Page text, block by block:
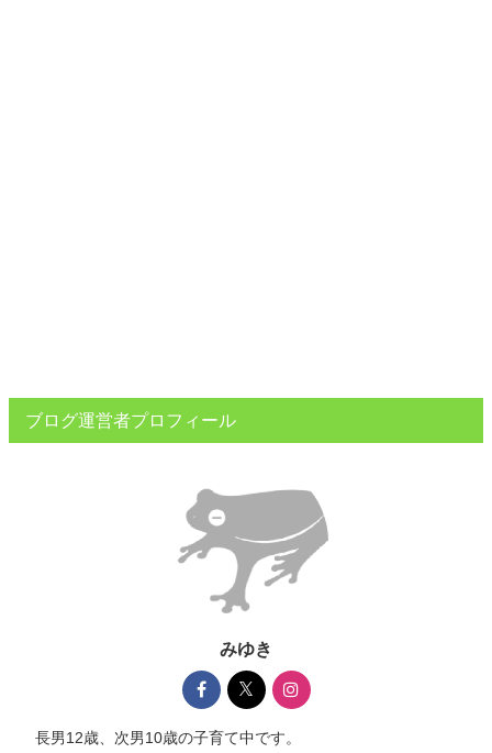
ブログ運営者プロフィール
みゆき
長男12歳、次男10歳の子育て中です。